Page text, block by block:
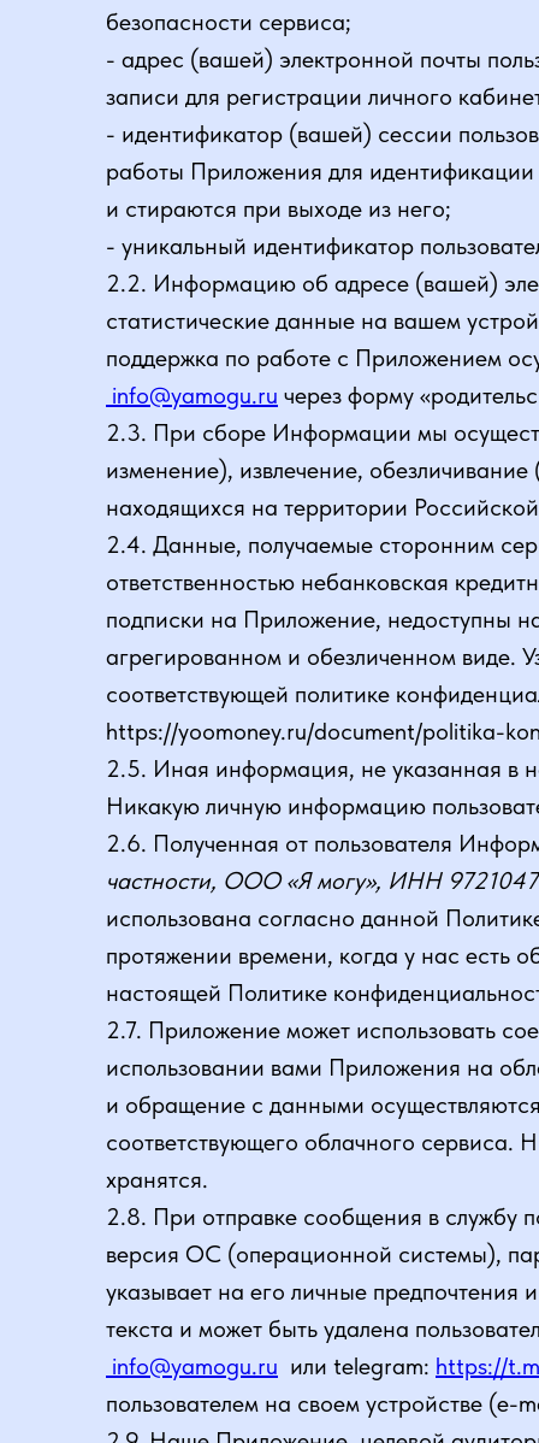
безопасности сервиса;
- адрес (вашей) электронной почты
записи для регистрации личного
- идентификатор (вашей) сессии
работы Приложения для идентификации
и стираются при выходе из него;
- уникальный идентификатор
2.2. Информацию об адресе (вашей)
статистические данные на вашем
поддержка по работе с Приложением
info@yamogu.ru через форму
2.3. При сборе Информации мы
изменение), извлечение, обезличивание
находящихся на территории
2.4. Данные, получаемые сторонним
ответственностью небанковская
подписки на Приложение, недоступны
агрегированном и обезличенном виде.
соответствующей политике
https://yoomoney.ru/document/politika-
2.5. Иная информация, не указанная в
Никакую личную информацию
2.6. Полученная от пользователя
частности, ООО «Я могу», ИНН
использована согласно данной
протяжении времени, когда у нас есть
настоящей Политике
2.7. Приложение может использовать
использовании вами Приложения на
и обращение с данными
соответствующего облачного сервиса.
хранятся.
2.8. При отправке сообщения в службу
версия ОС (операционной системы),
указывает на его личные
текста и может быть удалена
info@yamogu.ru или telegram: https://
пользователем на своем устройстве (e-